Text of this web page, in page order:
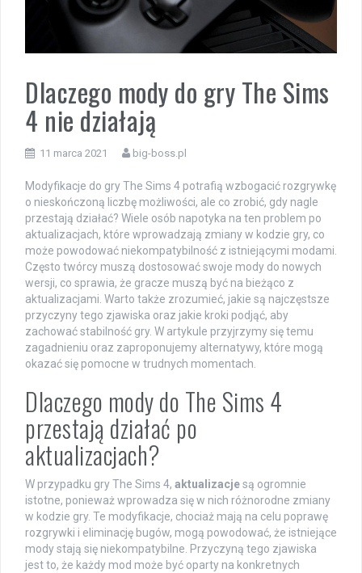
Dlaczego mody do gry The Sims
4 nie działają
11 marca 2021 big-boss.pl
Modyfikacje do gry The Sims 4 potrafią wzbogacić rozgrywkę
o nieskończoną liczbę możliwości, ale co zrobić, gdy nagle
przestają działać? Wiele osób napotyka na ten problem po
aktualizacjach, które wprowadzają zmiany w kodzie gry, co
może powodować niekompatybilność z istniejącymi modami.
Często twórcy muszą dostosować swoje mody do nowych
wersji, co sprawia, że gracze muszą być na bieżąco z
aktualizacjami. Warto także zrozumieć, jakie są najczęstsze
przyczyny tego zjawiska oraz jakie kroki podjąć, aby
zachować stabilność gry. W artykule przyjrzymy się temu
zagadnieniu oraz zaproponujemy alternatywy, które mogą
okazać się pomocne w trudnych momentach.
Dlaczego mody do The Sims 4
przestają działać po
aktualizacjach?
W przypadku gry The Sims 4, aktualizacjesą ogromnie
istotne, ponieważ wprowadza się w nich różnorodne zmiany
w kodzie gry. Te modyfikacje, chociaż mają na celu poprawę
rozgrywki i eliminację bugów, mogą powodować, że istniejące
mody stają się niekompatybilne. Przyczyną tego zjawiska
jest to, że każdy mod może być oparty na konkretnych